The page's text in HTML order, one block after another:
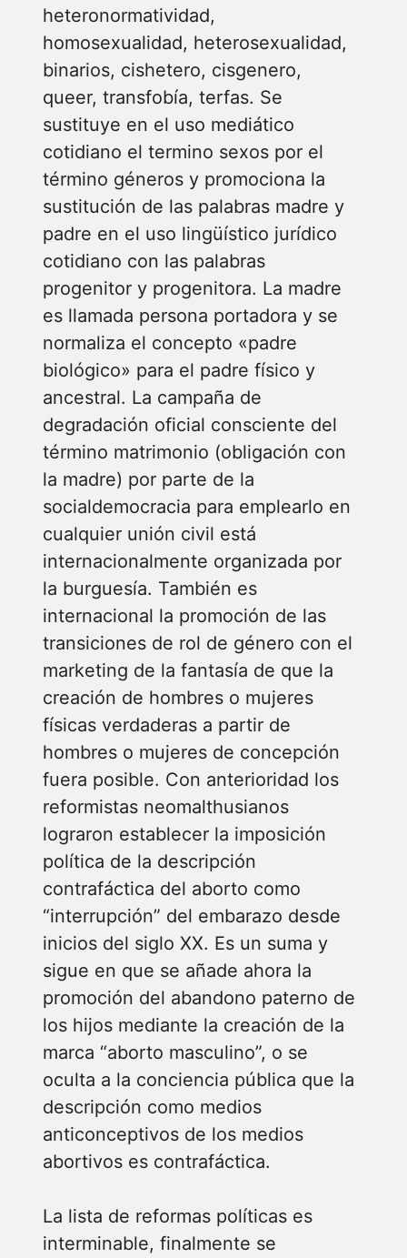
heteronormatividad,
homosexualidad, heterosexualidad,
binarios, cishetero, cisgenero,
queer, transfobía, terfas. Se
sustituye en el uso mediático
cotidiano el termino sexos por el
término géneros y promociona la
sustitución de las palabras madre y
padre en el uso lingüístico jurídico
cotidiano con las palabras
progenitor y progenitora. La madre
es llamada persona portadora y se
normaliza el concepto «padre
biológico» para el padre físico y
ancestral. La campaña de
degradación oficial consciente del
término matrimonio (obligación con
la madre) por parte de la
socialdemocracia para emplearlo en
cualquier unión civil está
internacionalmente organizada por
la burguesía. También es
internacional la promoción de las
transiciones de rol de género con el
marketing de la fantasía de que la
creación de hombres o mujeres
físicas verdaderas a partir de
hombres o mujeres de concepción
fuera posible. Con anterioridad los
reformistas neomalthusianos
lograron establecer la imposición
política de la descripción
contrafáctica del aborto como
“interrupción” del embarazo desde
inicios del siglo XX. Es un suma y
sigue en que se añade ahora la
promoción del abandono paterno de
los hijos mediante la creación de la
marca “aborto masculino”, o se
oculta a la conciencia pública que la
descripción como medios
anticonceptivos de los medios
abortivos es contrafáctica.
La lista de reformas políticas es
interminable, finalmente se